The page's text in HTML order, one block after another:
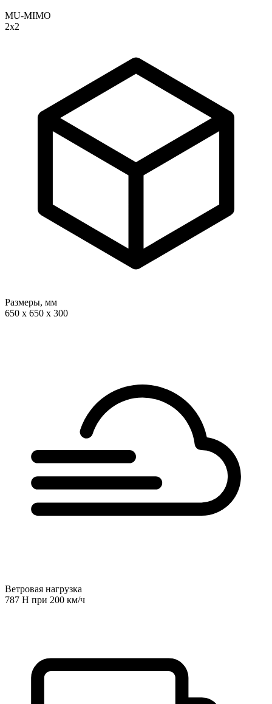
MU-MIMO
2х2
Размеры, мм
650 x 650 x 300
Ветровая нагрузка
787 Н при 200 км/ч